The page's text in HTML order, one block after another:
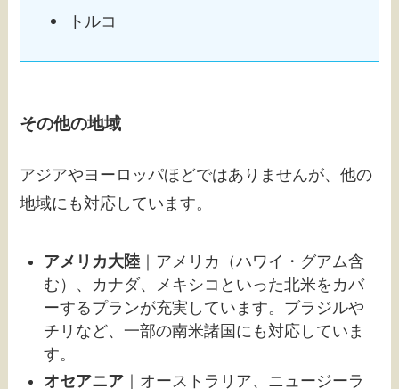
トルコ
その他の地域
アジアやヨーロッパほどではありませんが、他の
地域にも対応しています。
アメリカ大陸 ｜アメリカ（ハワイ・グアム含
む）、カナダ、メキシコといった北米をカバ
ーするプランが充実しています。ブラジルや
チリなど、一部の南米諸国にも対応していま
す。
オセアニア ｜オーストラリア、ニュージーラ